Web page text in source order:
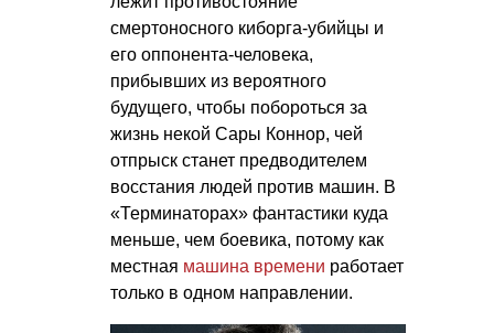
смертоносного киборга-убийцы и
его оппонента-человека,
прибывших из вероятного
будущего, чтобы побороться за
жизнь некой Сары Коннор, чей
отпрыск станет предводителем
восстания людей против машин. В
«Терминаторах» фантастики куда
меньше, чем боевика, потому как
местная машина времени работает
только в одном направлении.